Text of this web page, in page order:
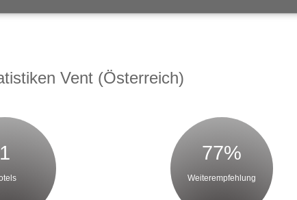
Vent (Österreich)
1 77%
Weiterempfehlung